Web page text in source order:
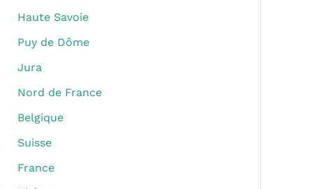
Haute Savoie
Puy de Dôme
Jura
Nord de France
Belgique
Suisse
France